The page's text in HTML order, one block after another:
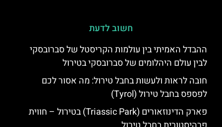
חשוב לדעת
ההבדל האמיתי בין עולמות הקריסטל של סברובסקי
לבין עולם היהלומים של סברובסקי בטירול
חובה לראות ולעשות בחבל טירול: מה אסור לכם
לפספס בחבל טירול (Tyrol)
פארק הדינוזאורים (Triassic Park) בטירול – חווית